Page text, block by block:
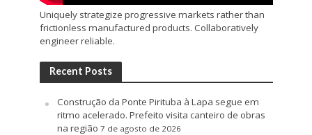
Uniquely strategize progressive markets rather than
frictionless manufactured products. Collaboratively
engineer reliable.
Recent Posts
Construção da Ponte Pirituba à Lapa segue em
ritmo acelerado. Prefeito visita canteiro de obras
na região 7 de agosto de 2026